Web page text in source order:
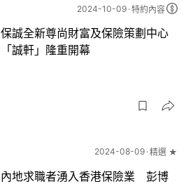
2024-10-09 特約內容
保誠全新尊尚財富及保險策劃中心
「誠軒」隆重開幕
2024-08-09 精選 ★
內地求職者湧入香港保險業 彭博